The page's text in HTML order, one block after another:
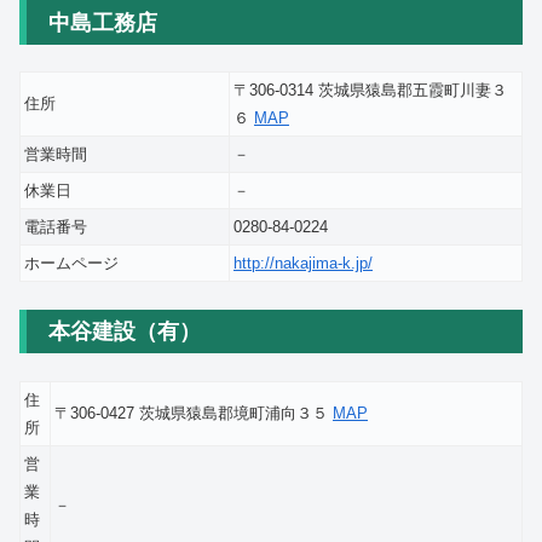
中島工務店
住所
〒306-0314 茨城県猿島郡五霞町川妻３
６ MAP
営業時間
－
休業日
－
電話番号
0280-84-0224
ホームページ
http://nakajima-k.jp/
本谷建設（有）
住
所
〒306-0427 茨城県猿島郡境町浦向３５ MAP
営
業
時
－